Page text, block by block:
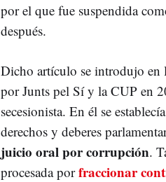
por el que fue suspendida
después.
Dicho artículo se introdujo en
por Junts pel Sí y la CUP en
secesionista. En él se
derechos y deberes
juicio oral por corrupción.
procesada porfraccionar